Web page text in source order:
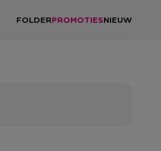
FOLDERPROMOTIESNIEUW